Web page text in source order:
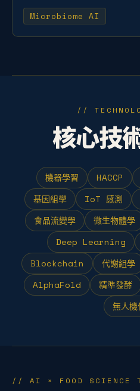
Microbiome AI
//
核心技
機器學習 HACCP
基因組學
IoT 感測
食品流變學
微生物體學
Deep Learning
Blockchain
代謝組學
AlphaFold
精準發酵
無人機
// AI × FOOD SCIENCE